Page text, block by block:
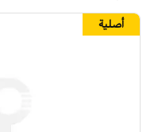
أصلية